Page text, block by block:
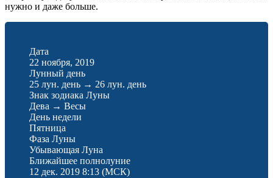
нужно и даже больше.
Дата
22 ноября, 2019
Лунный день
25 лун. день → 26 лун. день
Знак зодиака Луны
Дева → Весы
День недели
Пятница
Фаза Луны
Убывающая Луна
Ближайшее полнолуние
12 дек. 2019 8:13 (МСК)